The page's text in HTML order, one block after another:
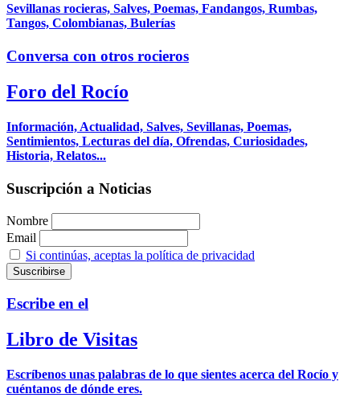
Sevillanas rocieras, Salves, Poemas, Fandangos, Rumbas,
Tangos, Colombianas, Bulerías
Conversa con otros rocieros
Foro del Rocío
Información, Actualidad, Salves, Sevillanas, Poemas,
Sentimientos, Lecturas del día, Ofrendas, Curiosidades,
Historia, Relatos...
Suscripción a Noticias
Nombre
Email
Si continúas, aceptas la política de privacidad
Escribe en el
Libro de Visitas
Escríbenos unas palabras de lo que sientes acerca del Rocío y
cuéntanos de dónde eres.